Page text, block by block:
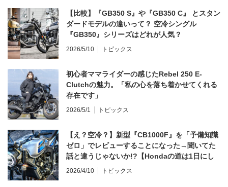
【比較】『GB350 S』や『GB350 C』 とスタン
ダードモデルの違いって？ 空冷シングル
『GB350』シリーズはどれが人気？
2026/5/10 トピックス
初心者ママライダーの感じたRebel 250 E-
Clutchの魅力。「私の心を落ち着かせてくれる
存在です」
2026/5/1 トピックス
【え？空冷？】新型『CB1000F』を「予備知識
ゼロ」でレビューすることになった→聞いてた
話と違うじゃないか!?【Hondaの道は1日にし
てならず／CB1000F ①第一印象 編】
2026/4/10 トピックス